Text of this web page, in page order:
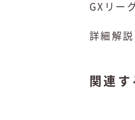
GXリー
詳細解説
関連